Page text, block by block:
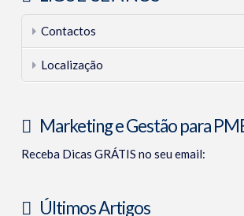
Contactos
Localização
Marketing e Gestão para
Receba Dicas GRÁTIS no seu email:
Últimos Artigos